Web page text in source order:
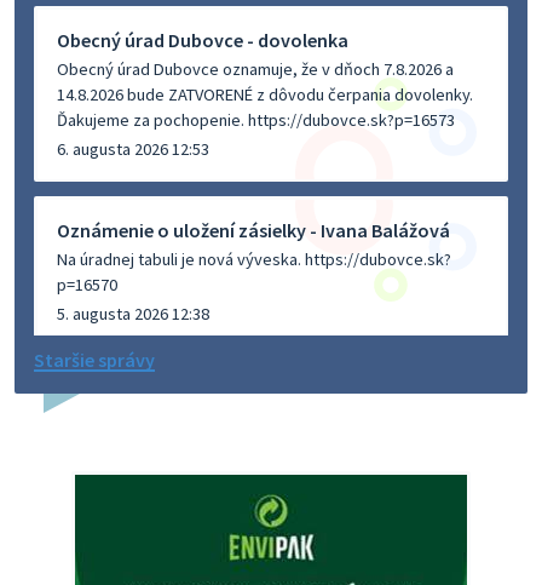
Obecný úrad Dubovce - dovolenka
Obecný úrad Dubovce oznamuje, že v dňoch 7.8.2026 a
14.8.2026 bude ZATVORENÉ z dôvodu čerpania dovolenky.
Ďakujeme za pochopenie. https://dubovce.sk?p=16573
6. augusta 2026 12:53
Oznámenie o uložení zásielky - Ivana Balážová
Na úradnej tabuli je nová výveska. https://dubovce.sk?
p=16570
5. augusta 2026 12:38
Dovolenka - MUDr. Marián Sivoň
budeZATVORENÁ z dôvodu čerpania dovolenky. Akútne
prípady bude riešiť MUDr.Fisch…
Staršie správy